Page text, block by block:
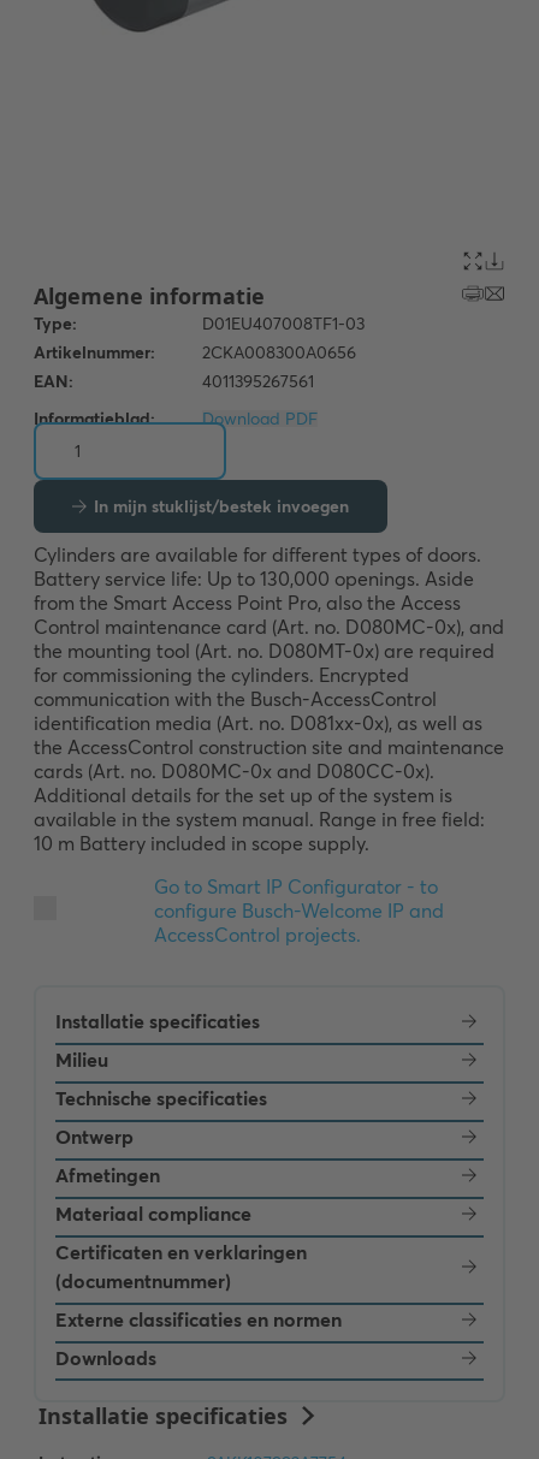
Informatieblad: Download PDF
In mijn stuklijst/bestek invoegen
Cylinders are available for different types of doors.
Battery service life: Up to 130,000 openings. Aside
from the Smart Access Point Pro, also the Access
Control maintenance card (Art. no. D080MC-0x), and
the mounting tool (Art. no. D080MT-0x) are required
for commissioning the cylinders. Encrypted
communication with the Busch-AccessControl
identification media (Art. no. D081xx-0x), as well as
the AccessControl construction site and maintenance
cards (Art. no. D080MC-0x and D080CC-0x).
Additional details for the set up of the system is
available in the system manual. Range in free field:
10 m Battery included in scope supply.
Installatie specificaties
Milieu
Technische specificaties
Ontwerp
Afmetingen
Materiaal compliance
Certificaten en verklaringen
(documentnummer)
Externe classificaties en normen
Downloads